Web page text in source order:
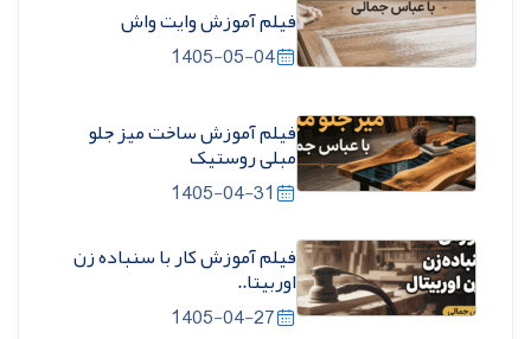
فیلم آموزش وایت واش
1405-05-04
فیلم آموزش ساخت میز جلو
مبلی روستیک
1405-04-31
فیلم آموزش کار با سنباده زن
اوربیتا..
1405-04-27